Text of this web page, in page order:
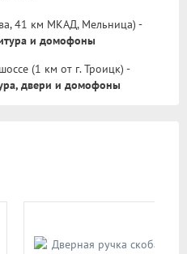
41 км МКАД, Мельница) -
и домофоны
(1 км от г. Троицк) -
двери и домофоны